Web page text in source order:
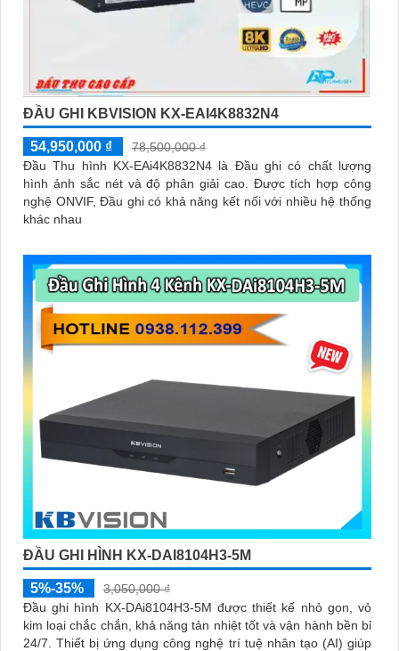
ĐẦU GHI KBVISION KX-EAI4K8832N4
54,950,000 ₫
78,500,000 ₫
Đầu Thu hình KX-EAi4K8832N4 là Đầu ghi có chất lượng
hình ảnh sắc nét và độ phân giải cao. Được tích hợp công
nghệ ONVIF, Đầu ghi có khả năng kết nối với nhiều hệ thống
khác nhau
ĐẦU GHI HÌNH KX-DAI8104H3-5M
5%-35%
3,050,000 ₫
Đầu ghi hình KX-DAi8104H3-5M được thiết kế nhỏ gọn, vỏ
kim loại chắc chắn, khả năng tản nhiệt tốt và vận hành bền bỉ
24/7. Thiết bị ứng dụng công nghệ trí tuệ nhân tạo (AI) giúp